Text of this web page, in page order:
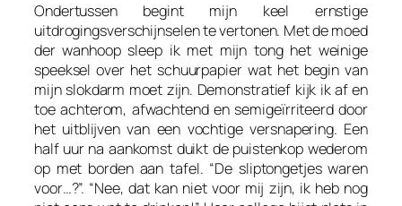
Ondertussen begint mijn keel ernstige
uitdrogingsverschijnselen te vertonen. Met de moed
der wanhoop sleep ik met mijn tong het weinige
speeksel over het schuurpapier wat het begin van
mijn slokdarm moet zijn. Demonstratief kijk ik af en
toe achterom, afwachtend en semigeïrriteerd door
het uitblijven van een vochtige versnapering. Een
half uur na aankomst duikt de puistenkop wederom
op met borden aan tafel. “De sliptongetjes waren
voor…?”. “Nee, dat kan niet voor mij zijn, ik heb nog